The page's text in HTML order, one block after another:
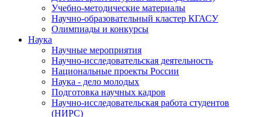
Учебно-методические материалы
Научно-образовательный кластер КГАСУ
Олимпиады и конкурсы
Наука
Научные мероприятия
Научно-исследовательская деятельность
Национальные проекты России
Наука - дело молодых
Подготовка научных кадров
Научно-исследовательская работа студентов
(НИРС)